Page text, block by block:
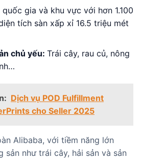
gia và khu vực với hơn 1.100
tích sàn xấp xỉ 16.5 triệu mét
chủ yếu: Trái cây, rau củ, nông
Dịch vụ POD Fulfillment
cho Seller 2025
Alibaba, với tiềm năng lớn
như trái cây, hải sản và sản